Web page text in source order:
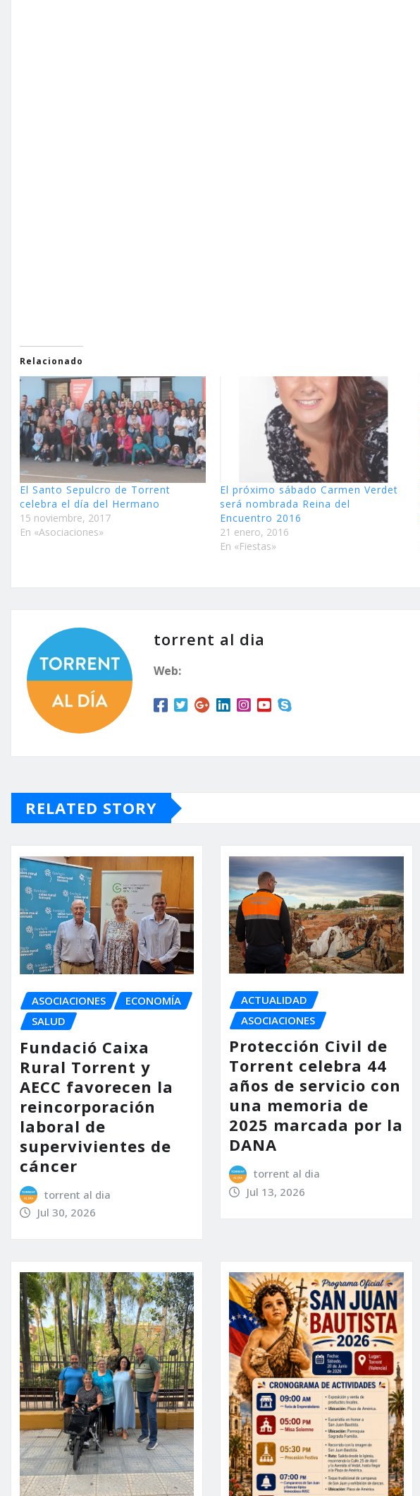
Relacionado
El Santo Sepulcro de Torrent
celebra el día del Hermano
15 noviembre, 2017
En «Asociaciones»
El próximo sábado Carmen Verdet
será nombrada Reina del
Encuentro 2016
21 enero, 2016
En «Fiestas»
torrent al dia
Web:
RELATED STORY
ASOCIACIONES
ECONOMÍA
SALUD
Fundació Caixa
Rural Torrent y
AECC favorecen la
reincorporación
laboral de
supervivientes de
cáncer
torrent al dia
Jul 30, 2026
ACTUALIDAD
ASOCIACIONES
Protección Civil de
Torrent celebra 44
años de servicio con
una memoria de
2025 marcada por la
DANA
torrent al dia
Jul 13, 2026